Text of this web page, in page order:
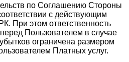
по Соглашению Стороны
с действующим
При этом ответственность
Пользователем в случае
ограничена размером
Платных услуг.